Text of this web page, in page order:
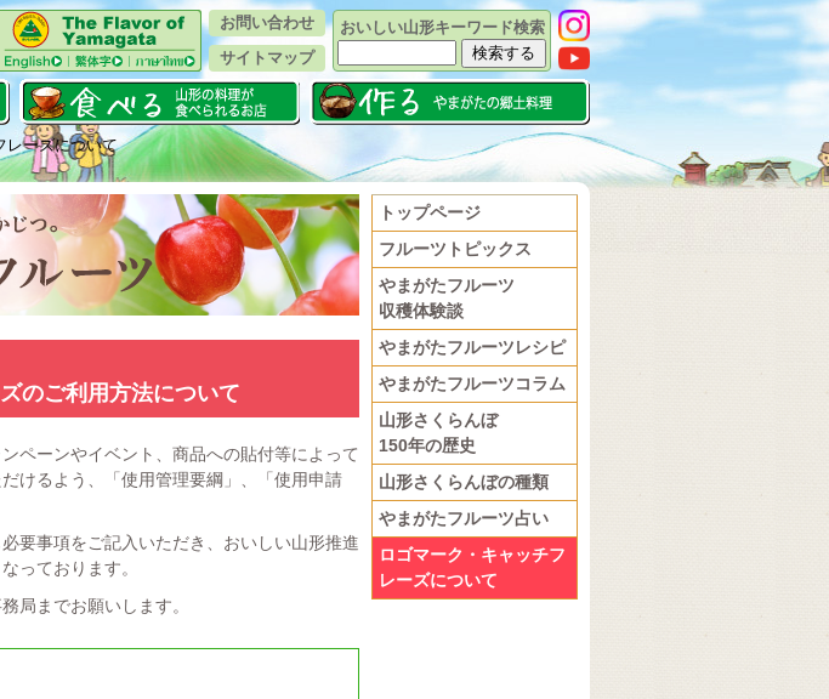
おいしい山形キーワード検索
お問い合わせ
サイトマップ
レーズについて
のご利用方法について
ペーンやイベント、商品への貼付等によって
けるよう、「使用管理要綱」、「使用申請
要事項をご記入いただき、おいしい山形推進
っております。
局までお願いします。
トップページ
フルーツトピックス
やまがたフルーツ
収穫体験談
やまがたフルーツレシピ
やまがたフルーツコラム
山形さくらんぼ
150年の歴史
山形さくらんぼの種類
やまがたフルーツ占い
ロゴマーク・キャッチフ
レーズについて